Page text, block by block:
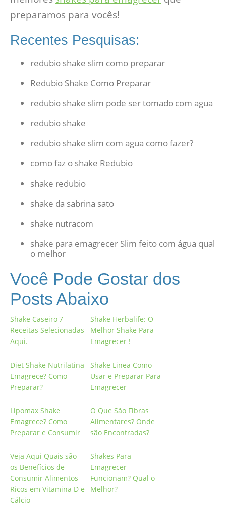
preparamos para vocês!
Recentes Pesquisas:
redubio shake slim como preparar
Redubio Shake Como Preparar
redubio shake slim pode ser tomado com agua
redubio shake
redubio shake slim com agua como fazer?
como faz o shake Redubio
shake redubio
shake da sabrina sato
shake nutracom
shake para emagrecer Slim feito com água qual
o melhor
Você Pode Gostar dos
Posts Abaixo
Shake Caseiro 7
Receitas Selecionadas
Aqui.
Shake Herbalife: O
Melhor Shake Para
Emagrecer !
Diet Shake Nutrilatina
Emagrece? Como
Preparar?
Shake Linea Como
Usar e Preparar Para
Emagrecer
Lipomax Shake
Emagrece? Como
Preparar e Consumir
O Que São Fibras
Alimentares? Onde
são Encontradas?
Veja Aqui Quais são
os Benefícios de
Consumir Alimentos
Ricos em Vitamina D e
Cálcio
Shakes Para
Emagrecer
Funcionam? Qual o
Melhor?